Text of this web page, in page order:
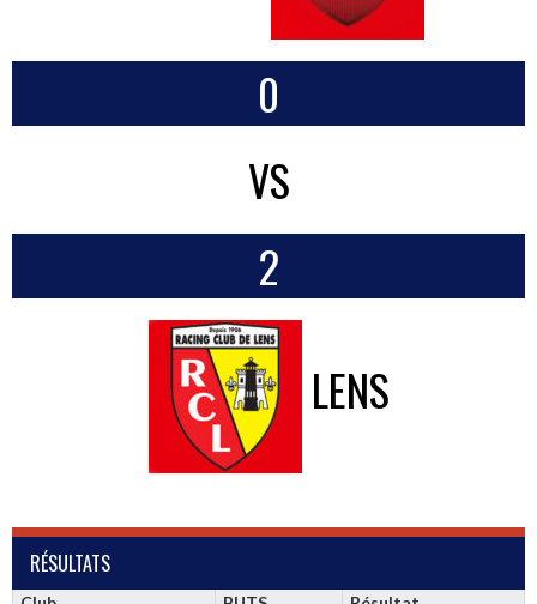
0
VS
2
LENS
RÉSULTATS